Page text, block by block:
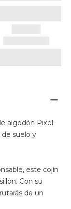
algodón Pixel
de suelo y
este cojín
Con su
de un